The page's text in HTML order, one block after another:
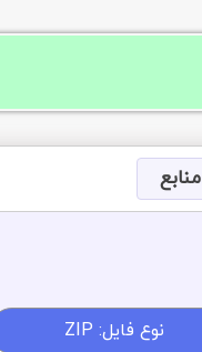
منابع
نوع فایل: ZIP